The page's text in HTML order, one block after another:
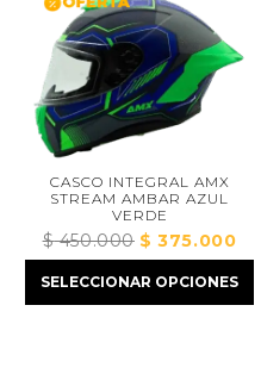
CASCO INTEGRAL AMX
STREAM AMBAR AZUL
VERDE
450.000El
precio
original
$375.000El
precio
actual
SELECCIONAR OPCIONES